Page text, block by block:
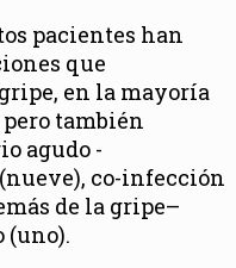
pacientes han
que
en la mayoría
pero también
agudo -
co-infección
de la gripe–